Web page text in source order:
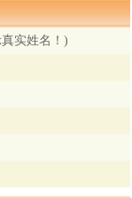
实姓名！)